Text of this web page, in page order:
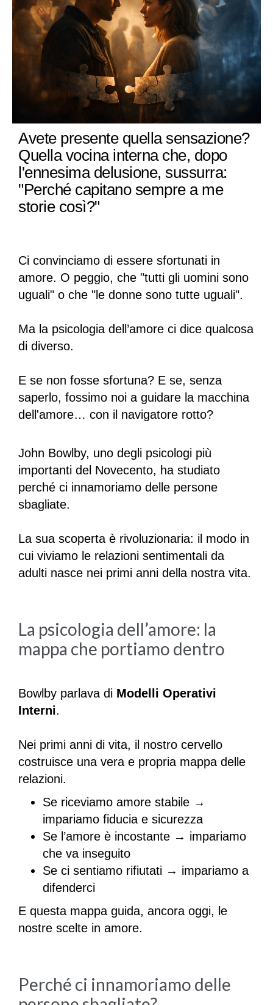
Avete presente quella sensazione?
Quella vocina interna che, dopo
l'ennesima delusione, sussurra:
"Perché capitano sempre a me
storie così?"
Ci convinciamo di essere sfortunati in
amore. O peggio, che "tutti gli uomini sono
uguali" o che "le donne sono tutte uguali".
Ma la psicologia dell’amore ci dice qualcosa
di diverso.
E se non fosse sfortuna? E se, senza
saperlo, fossimo noi a guidare la macchina
dell'amore… con il navigatore rotto?
John Bowlby, uno degli psicologi più
importanti del Novecento, ha studiato
perché ci innamoriamo delle persone
sbagliate.
La sua scoperta è rivoluzionaria: il modo in
cui viviamo le relazioni sentimentali da
adulti nasce nei primi anni della nostra vita.
La psicologia dell’amore: la
mappa che portiamo dentro
Bowlby parlava di Modelli Operativi
Interni.
Nei primi anni di vita, il nostro cervello
costruisce una vera e propria mappa delle
relazioni.
Se riceviamo amore stabile →
impariamo fiducia e sicurezza
Se l’amore è incostante → impariamo
che va inseguito
Se ci sentiamo rifiutati → impariamo a
difenderci
E questa mappa guida, ancora oggi, le
nostre scelte in amore.
Perché ci innamoriamo delle